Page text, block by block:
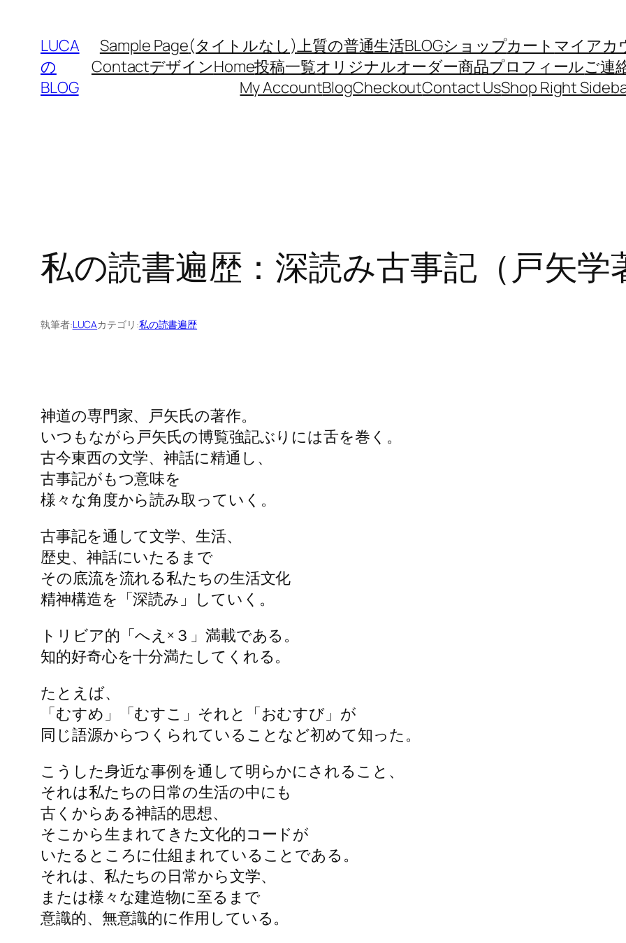
LUCA
の
BLOG
Sample Page(タイトルなし)上質の普通生活BLOGショップカート マイアカ
ContactデザインHome投稿一覧オリジナルオーダー商品プロフィールご連
My AccountBlogCheckoutContact UsShop Right
私の読書遍歴：深読み古事記（戸矢学
執筆者:LUCAカテゴリ:私の読書遍歴
神道の専門家、戸矢氏の著作。
いつもながら戸矢氏の博覧強記ぶりには舌を巻く。
古今東西の文学、神話に精通し、
古事記がもつ意味を
様々な角度から読み取っていく。
古事記を通して文学、生活、
歴史、神話にいたるまで
その底流を流れる私たちの生活文化
精神構造を「深読み」していく。
トリビア的「へえ×３」満載である。
知的好奇心を十分満たしてくれる。
たとえば、
「むすめ」「むすこ」それと「おむすび」が
同じ語源からつくられていることなど初めて知った。
こうした身近な事例を通して明らかにされること、
それは私たちの日常の生活の中にも
古くからある神話的思想、
そこから生まれてきた文化的コードが
いたるところに仕組まれていることである。
それは、私たちの日常から文学、
または様々な建造物に至るまで
意識的、無意識的に作用している。